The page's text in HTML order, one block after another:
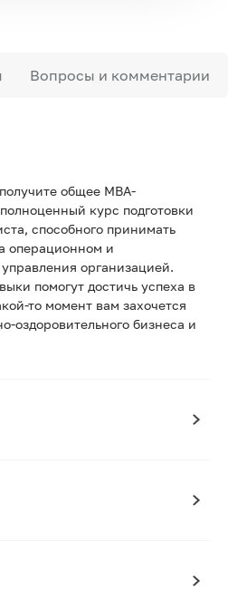
Вопросы и комментарии
общее MBA-
курс подготовки
способного принимать
операционном и
организацией.
помогут достичь успеха в
то момент вам захочется
оздоровительного бизнеса и